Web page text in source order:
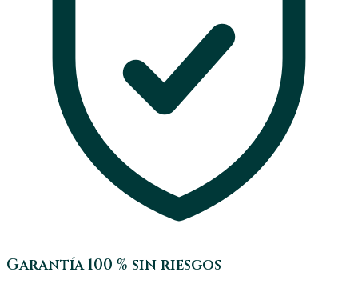
Garantía 100 % sin riesgos